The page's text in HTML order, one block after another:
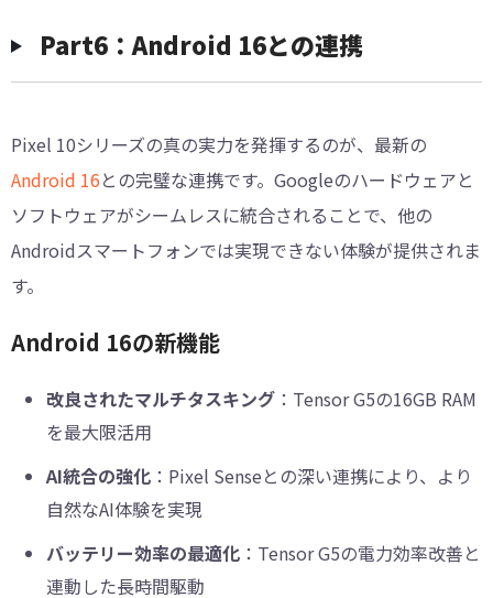
Part6：Android 16との連携
Pixel 10シリーズの真の実力を発揮するのが、最新の
Android 16との完璧な連携です。Googleのハードウェアと
ソフトウェアがシームレスに統合されることで、他の
Androidスマートフォンでは実現できない体験が提供されま
す。
Android 16の新機能
改良されたマルチタスキング ：Tensor G5の16GB RAM
を最大限活用
AI統合の強化 ：Pixel Senseとの深い連携により、より
自然なAI体験を実現
バッテリー効率の最適化 ：Tensor G5の電力効率改善と
連動した長時間駆動